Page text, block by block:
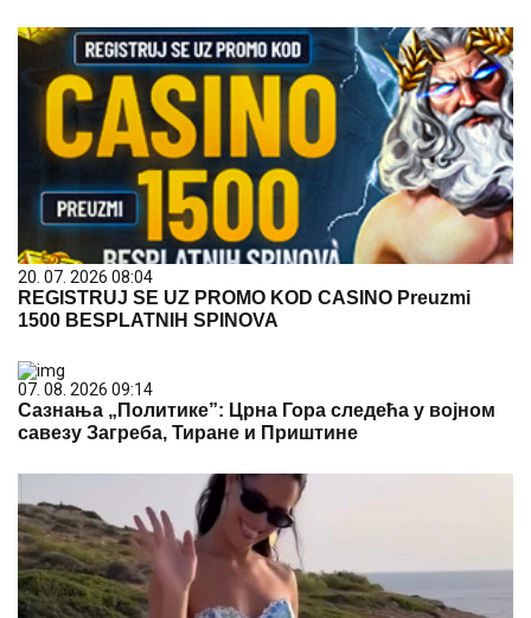
20. 07. 2026 08:04
REGISTRUJ SE UZ PROMO KOD CASINO Preuzmi
1500 BESPLATNIH SPINOVA
07. 08. 2026 09:14
Сазнања „Политике”: Црна Гора следећа у војном
савезу Загреба, Тиране и Приштине